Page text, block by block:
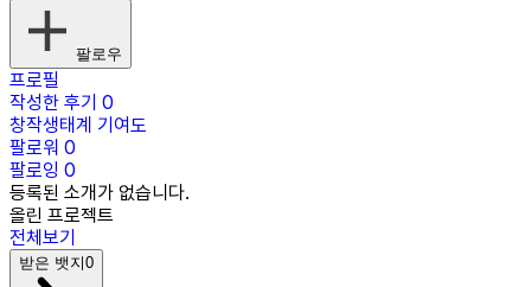
팔로우
프로필
작성한 후기 0
창작생태계 기여도
팔로워 0
팔로잉 0
등록된 소개가 없습니다.
올린 프로젝트
전체보기
받은 뱃지0